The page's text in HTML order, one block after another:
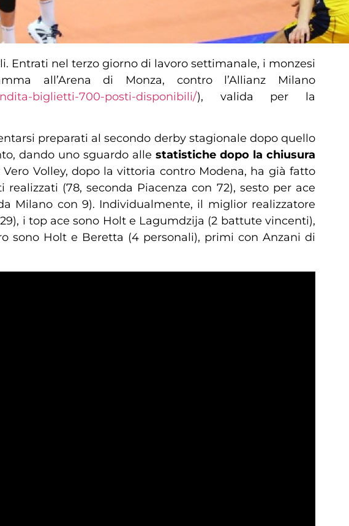
Entrati nel terzo giorno di lavoro settimanale, i monzesi
all’Arena di Monza, contro l’Allianz Milano
biglietti-700-posti-disponibili/), valida per la
preparati al secondo derby stagionale dopo quello
dando uno sguardo allestatistiche dopo la chiusura
Volley, dopo la vittoria contro Modena, ha già fatto
(78, seconda Piacenza con 72), sesto per ace
Milano con 9). Individualmente, il miglior realizzatore
i top ace sono Holt e Lagumdzija (2 battute vincenti),
sono Holt e Beretta (4 personali), primi con Anzani di